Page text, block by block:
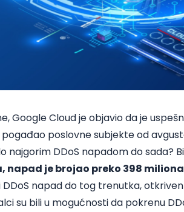
Google Cloud je objavio da je
poslovne subjekte od
najgorim DDoS napadom do sada?
napad je brojao preko 398
napad do tog trenutka,
su bili u mogućnosti da pokrenu